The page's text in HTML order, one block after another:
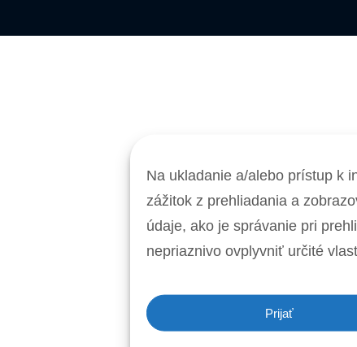
Na ukladanie a/alebo prístup k
zážitok z prehliadania a
údaje, ako je správanie pri
nepriaznivo ovplyvniť určité
Prijať